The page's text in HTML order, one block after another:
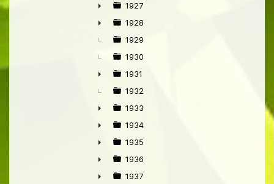
►
►
1927
►
1928
1929
1930
►
1931
1932
►
1933
►
1934
►
1935
►
1936
1937